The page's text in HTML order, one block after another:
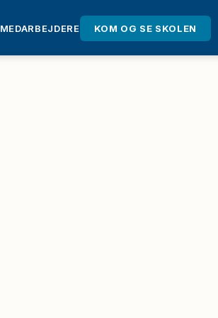
MEDARBEJDERE KOM OG SE SKOLEN